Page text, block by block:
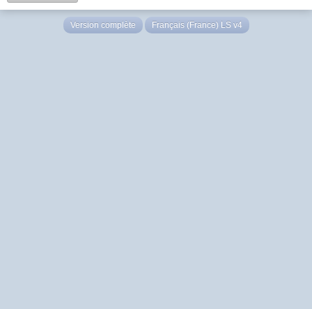
Version complète Français (France) LS v4